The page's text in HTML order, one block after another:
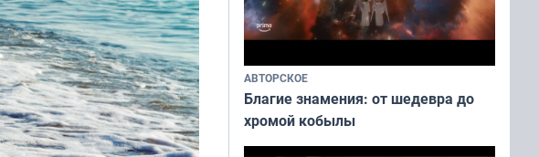
АВТОРСКОЕ
Благие знамения: от шедевра до
хромой кобылы